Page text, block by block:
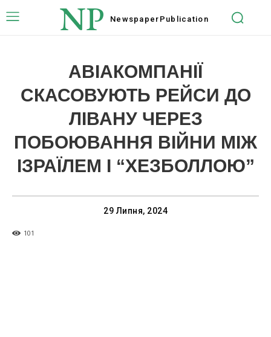
NP Newspaper Publication
АВІАКОМПАНІЇ
СКАСОВУЮТЬ РЕЙСИ ДО
ЛІВАНУ ЧЕРЕЗ
ПОБОЮВАННЯ ВІЙНИ МІЖ
ІЗРАЇЛЕМ І “ХЕЗБОЛЛОЮ”
29 Липня, 2024
101